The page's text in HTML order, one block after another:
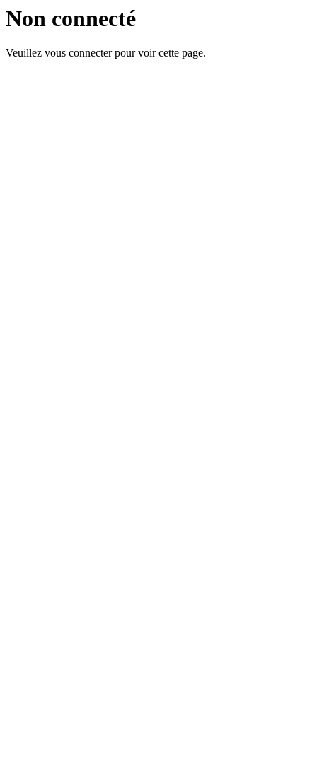
Non connecté
Veuillez vous connecter pour voir cette page.